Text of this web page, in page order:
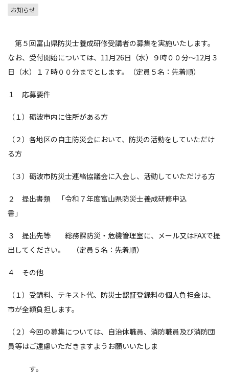
お知らせ
第５回富山県防災士養成研修受講者の募集を実施いたします。
なお、受付開始については、11月26日（水）９時００分～12月３
日（水）１７時００分までとします。（定員５名：先着順）
１ 応募要件
（１）砺波市内に住所がある方
（２）各地区の自主防災会において、防災の活動をしていただけ
る方
（３）砺波市防災士連絡協議会に入会し、活動していただける方
２ 提出書類 「令和７年度富山県防災士養成研修申込
書」
３ 提出先等 総務課防災・危機管理室に、メール又はFAXで提
出してください。 （定員５名：先着順）
４ その他
（１）受講料、テキスト代、防災士認証登録料の個人負担金は、
市が全額負担します。
（２）今回の募集については、自治体職員、消防職員及び消防団
員等はご遠慮いただきますようお願いいたしま
す。